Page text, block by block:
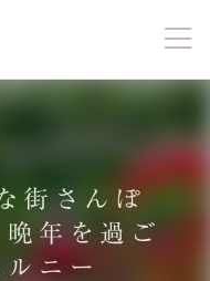
街さんぽ
年を過ご
ニー